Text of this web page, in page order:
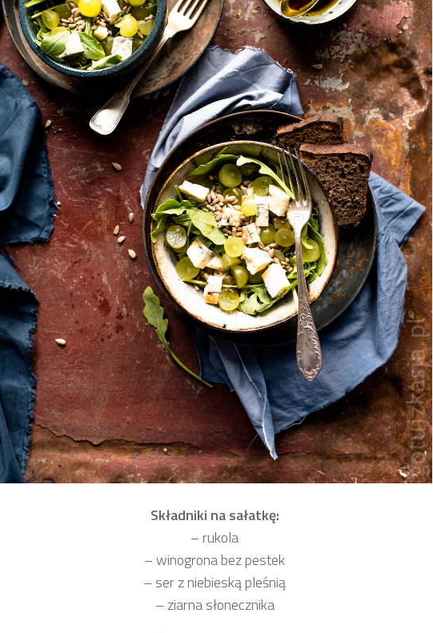
Składniki na sałatkę:
– rukola
– winogrona bez pestek
– ser z niebieską pleśnią
– ziarna słonecznika